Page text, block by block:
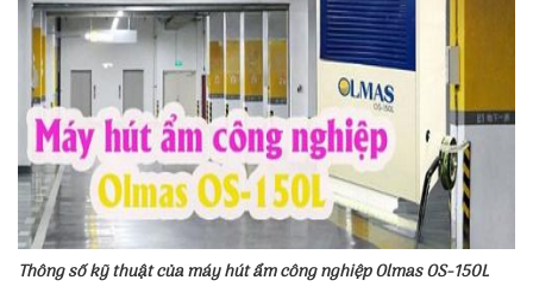
Thông số kỹ thuật của máy hút ẩm công nghiệp Olmas OS-150L